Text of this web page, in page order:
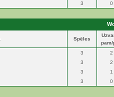
3
0
Spēles
pam/
3
2
3
2
3
1
3
0